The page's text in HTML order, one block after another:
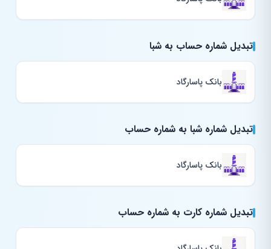
تبدیل شماره حساب به شبا
بانک پاسارگاد
تبدیل شماره شبا به شماره حساب
بانک پاسارگاد
تبدیل شماره کارت به شماره حساب